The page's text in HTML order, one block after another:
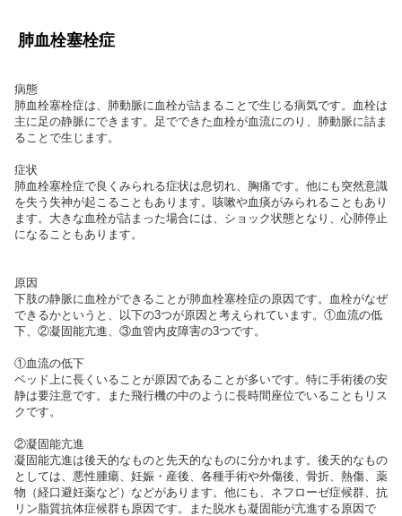
肺血栓塞栓症
病態
肺血栓塞栓症は、肺動脈に血栓が詰まることで生じる病気です。血栓は
主に足の静脈にできます。足でできた血栓が血流にのり、肺動脈に詰ま
ることで生じます。
症状
肺血栓塞栓症で良くみられる症状は息切れ、胸痛です。他にも突然意識
を失う失神が起こることもあります。咳嗽や血痰がみられることもあり
ます。大きな血栓が詰まった場合には、ショック状態となり、心肺停止
になることもあります。
原因
下肢の静脈に血栓ができることが肺血栓塞栓症の原因です。血栓がなぜ
できるかというと、以下の3つが原因と考えられています。①血流の低
下、②凝固能亢進、③血管内皮障害の3つです。
①血流の低下
ベッド上に長くいることが原因であることが多いです。特に手術後の安
静は要注意です。また飛行機の中のように長時間座位でいることもリス
クです。
②凝固能亢進
凝固能亢進は後天的なものと先天的なものに分かれます。後天的なもの
としては、悪性腫瘍、妊娠・産後、各種手術や外傷後、骨折、熱傷、薬
物（経口避妊薬など）などがあります。他にも、ネフローゼ症候群、抗
リン脂質抗体症候群も原因です。また脱水も凝固能が亢進する原因で